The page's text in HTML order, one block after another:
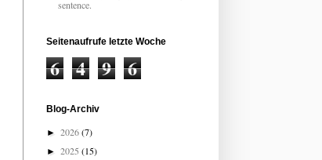
sentence.
Seitenaufrufe letzte Woche
6 4 9 6
Blog-Archiv
► 2026(7)
► 2025 (15)